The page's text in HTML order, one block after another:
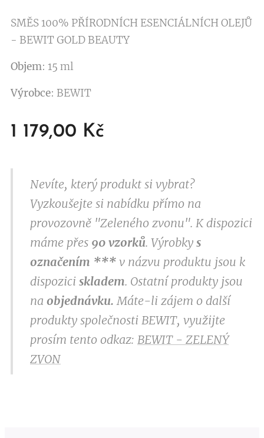
SMĚS 100% PŘÍRODNÍCH ESENCIÁLNÍCH OLEJŮ
- BEWIT GOLD BEAUTY
Objem: 15 ml
Výrobce: BEWIT
1 179,00 Kč
Nevíte, který produkt si vybrat?
Vyzkoušejte si nabídku přímo na
provozovně "Zeleného zvonu". K dispozici
máme přes 90 vzorků. Výrobky s
označením *** v názvu produktu jsou k
dispozici skladem. Ostatní produkty jsou
na objednávku. Máte-li zájem o další
produkty společnosti BEWIT, využijte
prosím tento odkaz: BEWIT - ZELENÝ
ZVON